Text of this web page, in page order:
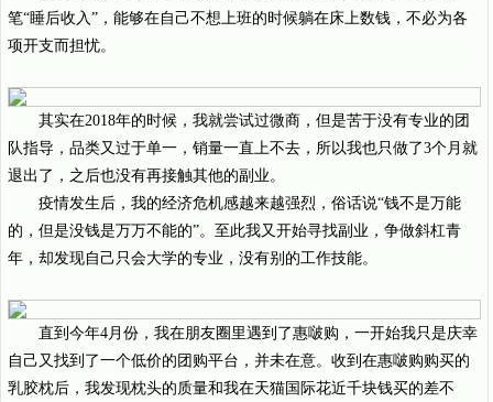
笔“睡后收入”，能够在自己不想上班的时候躺在床上数钱，不必为各
项开支而担忧。
其实在2018年的时候，我就尝试过微商，但是苦于没有专业的团
队指导，品类又过于单一，销量一直上不去，所以我也只做了3个月就
退出了，之后也没有再接触其他的副业。
疫情发生后，我的经济危机感越来越强烈，俗话说“钱不是万能
的，但是没钱是万万不能的”。至此我又开始寻找副业，争做斜杠青
年，却发现自己只会大学的专业，没有别的工作技能。
直到今年4月份，我在朋友圈里遇到了惠啵购，一开始我只是庆幸
自己又找到了一个低价的团购平台，并未在意。收到在惠啵购购买的
乳胶枕后，我发现枕头的质量和我在天猫国际花近千块钱买的差不